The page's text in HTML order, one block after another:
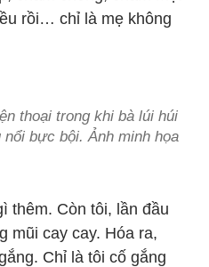
rồi… chỉ là mẹ không
thoại trong khi bà lúi húi
bực bội. Ảnh minh họa
thêm. Còn tôi, lần đầu
mũi cay cay. Hóa ra,
Chỉ là tôi cố gắng